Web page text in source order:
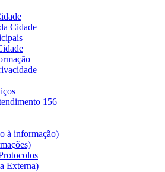
Cidade
156
à informação)
Externa)